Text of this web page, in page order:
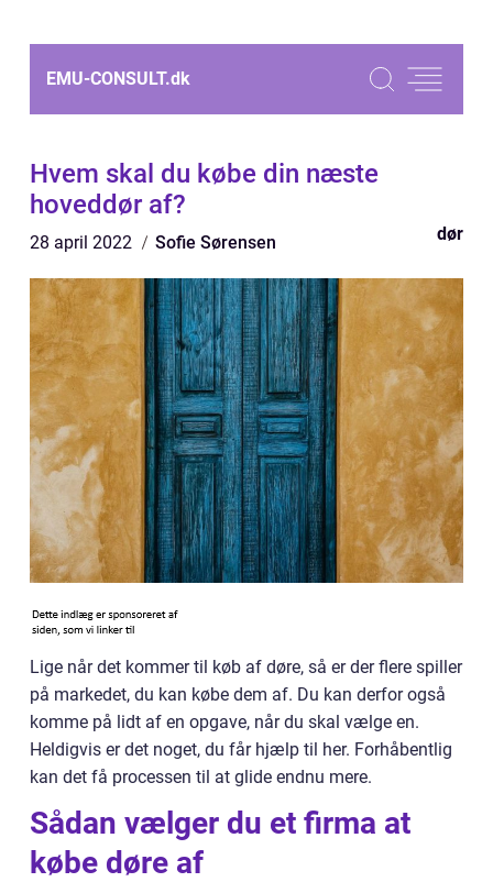
EMU-CONSULT.dk
Hvem skal du købe din næste
hoveddør af?
28 april 2022 Sofie Sørensen dør
Lige når det kommer til køb af døre, så er der flere spiller
på markedet, du kan købe dem af. Du kan derfor også
komme på lidt af en opgave, når du skal vælge en.
Heldigvis er det noget, du får hjælp til her. Forhåbentlig
kan det få processen til at glide endnu mere.
Sådan vælger du et firma at
købe døre af